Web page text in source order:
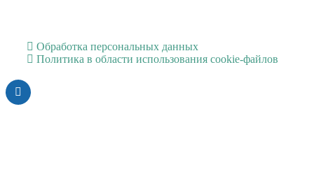
Обработка персональных данных
Политика в области использования cookie-файлов